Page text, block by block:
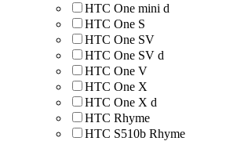
HTC One mini d
HTC One S
HTC One SV
HTC One SV d
HTC One V
HTC One X
HTC One X d
HTC Rhyme
HTC S510b Rhyme